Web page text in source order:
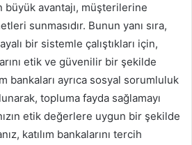
büyük avantajı, müşterilerine
sunmasıdır. Bunun yanı sıra,
bir sistemle çalıştıkları için,
etik ve güvenilir bir şekilde
bankaları ayrıca sosyal sorumluluk
topluma fayda sağlamayı
etik değerlere uygun bir şekilde
katılım bankalarını tercih